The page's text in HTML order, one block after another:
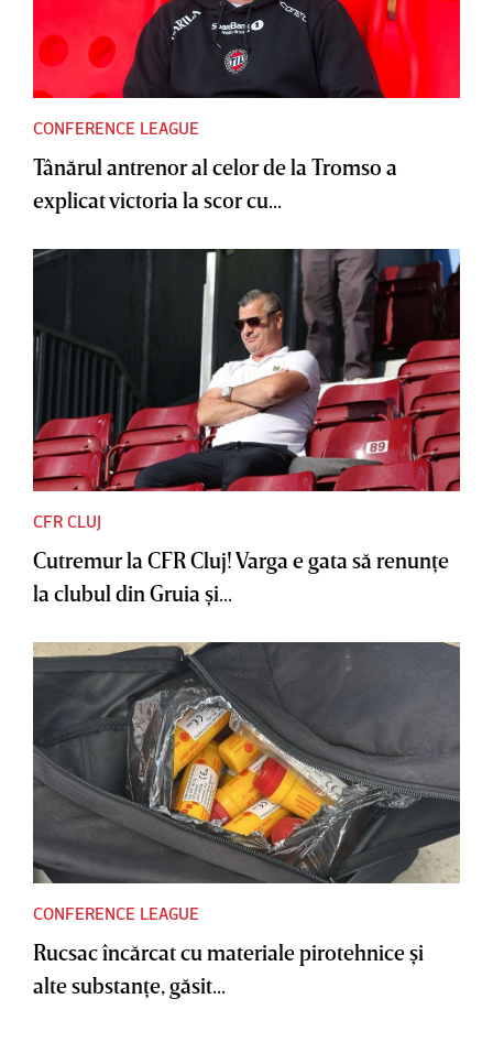
CONFERENCE LEAGUE
Tânărul antrenor al celor de la Tromso a
explicat victoria la scor cu...
CFR CLUJ
Cutremur la CFR Cluj! Varga e gata să renunţe
la clubul din Gruia şi...
CONFERENCE LEAGUE
Rucsac încărcat cu materiale pirotehnice şi
alte substanţe, găsit...